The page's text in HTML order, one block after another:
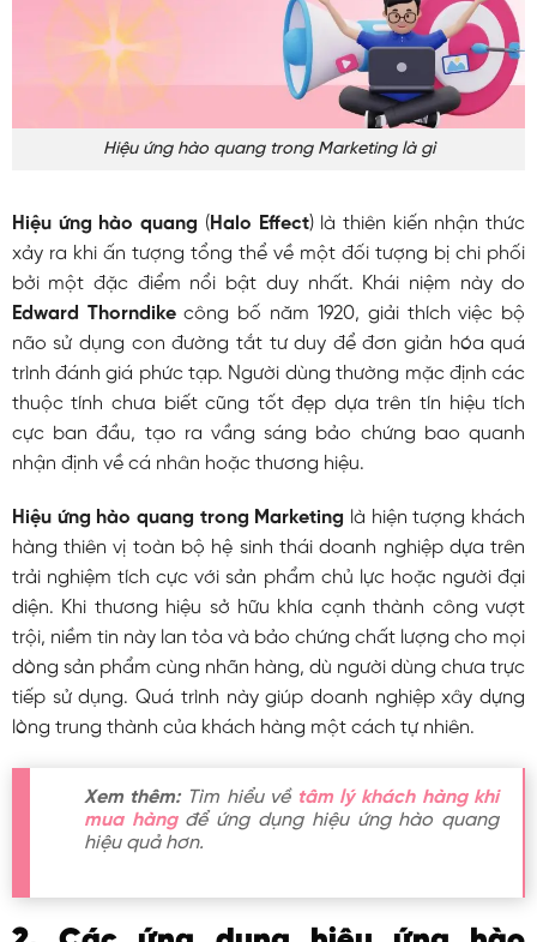
Hiệu ứng hào quang trong Marketing là gì
Hiệu ứng hào quang ( Halo Effect) là thiên kiến nhận thức
xảy ra khi ấn tượng tổng thể về một đối tượng bị chi phối
bởi một đặc điểm nổi bật duy nhất. Khái niệm này do
Edward Thorndikecông bố năm 1920, giải thích việc bộ
não sử dụng con đường tắt tư duy để đơn giản hóa quá
trình đánh giá phức tạp. Người dùng thường mặc định các
thuộc tính chưa biết cũng tốt đẹp dựa trên tín hiệu tích
cực ban đầu, tạo ra vầng sáng bảo chứng bao quanh
nhận định về cá nhân hoặc thương hiệu.
Hiệu ứng hào quang trong Marketing là hiện tượng khách
hàng thiên vị toàn bộ hệ sinh thái doanh nghiệp dựa trên
trải nghiệm tích cực với sản phẩm chủ lực hoặc người đại
diện. Khi thương hiệu sở hữu khía cạnh thành công vượt
trội, niềm tin này lan tỏa và bảo chứng chất lượng cho mọi
dòng sản phẩm cùng nhãn hàng, dù người dùng chưa trực
tiếp sử dụng. Quá trình này giúp doanh nghiệp xây dựng
lòng trung thành của khách hàng một cách tự nhiên.
Xem thêm:Tìm hiểu về tâm lý khách hàng khi
mua hàngđể ứng dụng hiệu ứng hào quang
hiệu quả hơn.